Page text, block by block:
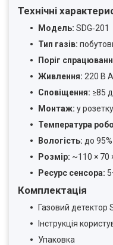
Технічні
Модель: SDG‑201
Тип газів:
Поріг
Живлення: 220 В
Сповіщення: ≥85
Монтаж: у розетку
Температура
Вологість: до 95%
Розмір: ~110 × 70
Ресурс сенсора:
Комплектація
Газовий детектор
Інструкція
Упаковка